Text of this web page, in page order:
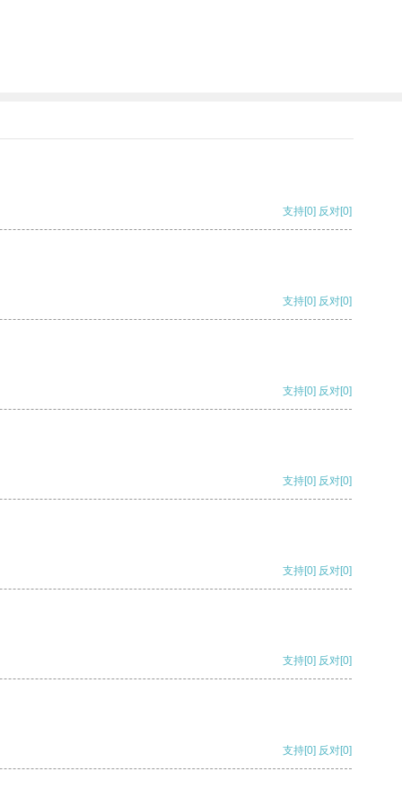
支持[0] 反对[0]
支持[0] 反对[0]
支持[0] 反对[0]
支持[0] 反对[0]
支持[0] 反对[0]
支持[0] 反对[0]
支持[0] 反对[0]